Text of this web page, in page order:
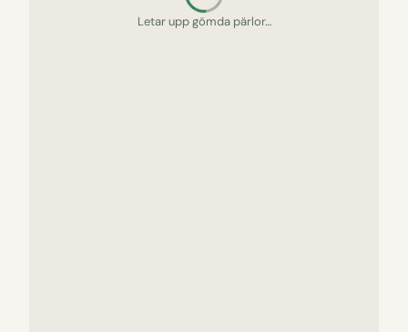
Packar picknickkorgen…